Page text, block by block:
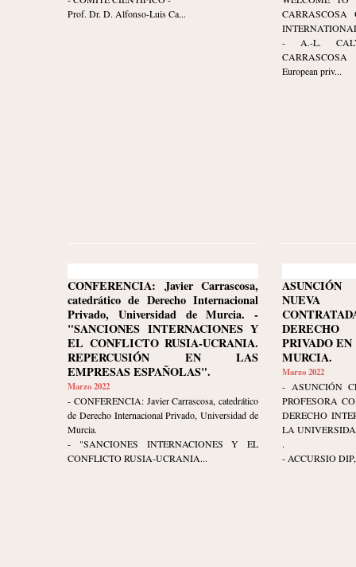
Prof. Dr. D. Alfonso-Luis Ca...
CARRASCOSA
- A.-L.
European priv...
CONFERENCIA: Javier Carrascosa,
catedrático de Derecho Internacional
Privado, Universidad de Murcia. -
"SANCIONES INTERNACIONES Y
EL CONFLICTO RUSIA-UCRANIA.
REPERCUSIÓN EN LAS
EMPRESAS ESPAÑOLAS".
Marzo 2022
- CONFERENCIA: Javier Carrascosa, catedrático
de Derecho Internacional Privado, Universidad de
Murcia.
- "SANCIONES INTERNACIONES Y EL
CONFLICTO RUSIA-UCRANIA...
NUEVA
PRIVADO
MURCIA.
Marzo 2022
- ASUNCIÓN
PROFESORA
DERECHO
LA
.
- ACCURSIO